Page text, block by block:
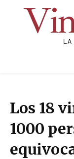
Los 18
1000